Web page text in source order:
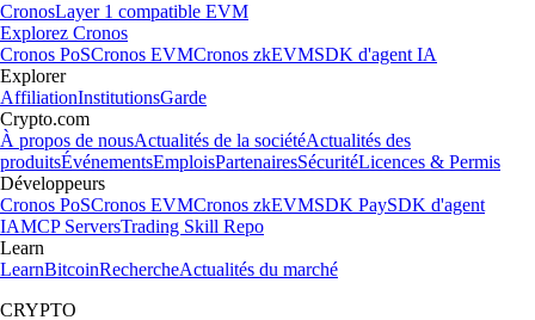
CronosLayer 1 compatible EVM
Explorez Cronos
Cronos PoSCronos EVMCronos zkEVMSDK d'agent IA
Explorer
AffiliationInstitutionsGarde
Crypto.com
À propos de nousActualités de la sociétéActualités des
produitsÉvénementsEmploisPartenairesSécuritéLicences & Permis
Développeurs
Cronos PoSCronos EVMCronos zkEVMSDK PaySDK d'agent
IAMCP ServersTrading Skill Repo
Learn
LearnBitcoinRechercheActualités du marché
CRYPTO